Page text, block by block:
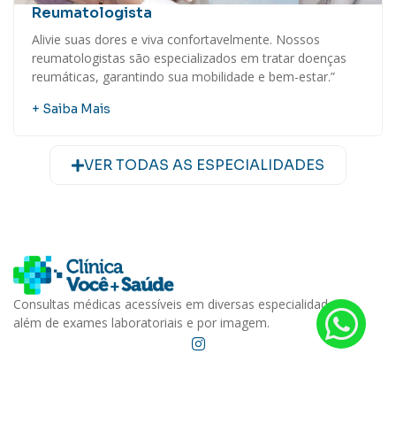
Reumatologista
Alivie suas dores e viva confortavelmente. Nossos
reumatologistas são especializados em tratar doenças
reumáticas, garantindo sua mobilidade e bem-estar.”
+ Saiba Mais
VER TODAS AS ESPECIALIDADES
Consultas médicas acessíveis em diversas especialidades,
além de exames laboratoriais e por imagem.